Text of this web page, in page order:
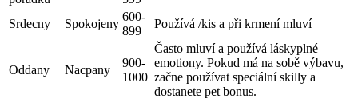
Srdecny Spokojeny
600-
899
Používá /kis a při krmení mluví
Oddany Nacpany
900-
1000
Často mluví a používá láskyplné
emotiony. Pokud má na sobě výbavu,
začne používat speciální skilly a
dostanete pet bonus.